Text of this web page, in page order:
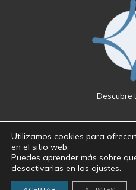
Descubre
Política de privacidad
© 2026 Descubre tu Verdad · José
reservados
Utilizamos cookies para
en el sitio web.
Puedes aprender más sobre
desactivarlas en los ajustes.